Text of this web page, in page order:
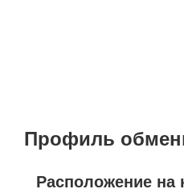
Профиль
Расположение на